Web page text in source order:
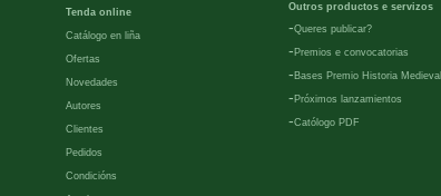
Tenda online
Catálogo en liña
Ofertas
Novedades
Autores
Clientes
Pedidos
Condicións
Outros productos e servizos
-Queres publicar?
- Premios e convocatorias
- Bases Premio Historia Medieval
- Próximos lanzamientos
-Católogo PDF